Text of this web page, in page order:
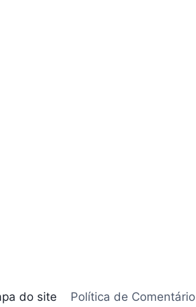
do site Política de Comentário